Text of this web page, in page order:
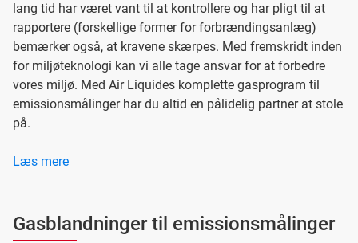
lang tid har været vant til at kontrollere og har pligt til at
rapportere (forskellige former for forbrændingsanlæg)
bemærker også, at kravene skærpes. Med fremskridt inden
for miljøteknologi kan vi alle tage ansvar for at forbedre
vores miljø. Med Air Liquides komplette gasprogram til
emissionsmålinger har du altid en pålidelig partner at stole
på.
Læs mere
Gasblandninger til emissionsmålinger